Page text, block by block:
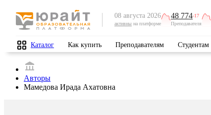
08 августа 2026
активны на платформе
48 774-17
Преподавателя
Каталог Как купить Преподавателям Студентам
Авторы
Мамедова Ирада Ахатовна